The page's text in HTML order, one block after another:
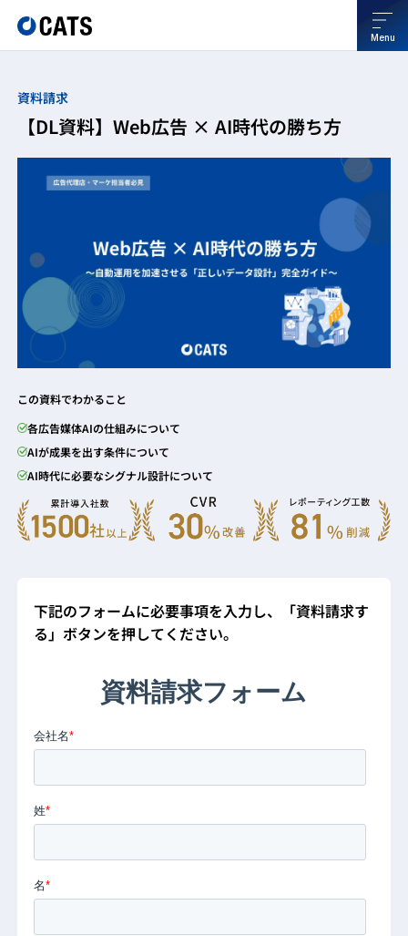
Menu
資料請求
【DL資料】Web広告 × AI時代の勝ち方
この資料でわかること
各広告媒体AIの仕組みについて
AIが成果を出す条件について
AI時代に必要なシグナル設計について
下記のフォームに必要事項を入力し、「資料請求す
る」ボタンを押してください。